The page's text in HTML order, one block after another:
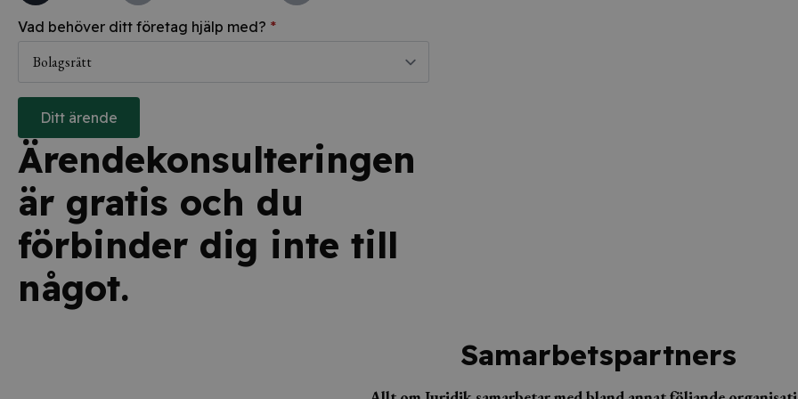
Vad behöver ditt företag hjälp med? *
Ditt ärende
Ärendekonsulteringen
är gratis och du
förbinder dig inte till
något.
Samarbetspartners